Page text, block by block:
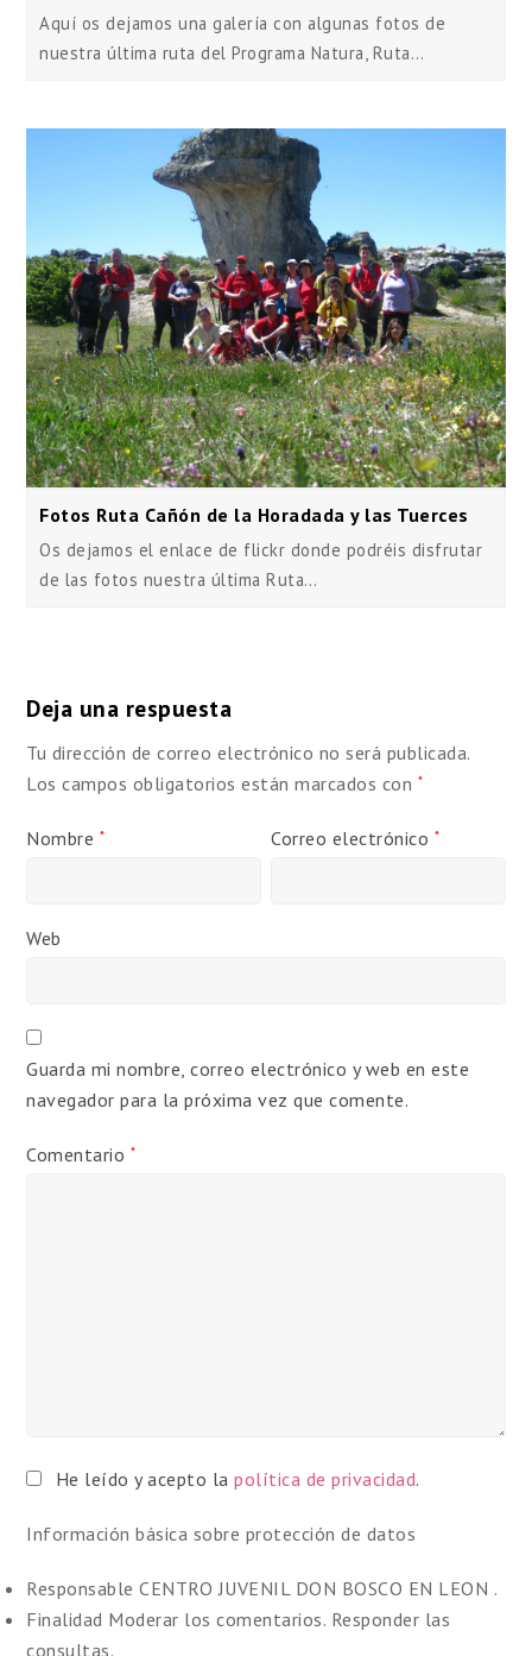
Aquí os dejamos una galería con algunas fotos de
nuestra última ruta del Programa Natura, Ruta…
Fotos Ruta Cañón de la Horadada y las Tuerces
Os dejamos el enlace de flickr donde podréis disfrutar
de las fotos nuestra última Ruta…
Deja una respuesta
Tu dirección de correo electrónico no será publicada.
Los campos obligatorios están marcados con *
Nombre * Correo electrónico *
Web
Guarda mi nombre, correo electrónico y web en este
navegador para la próxima vez que comente.
Comentario *
He leído y acepto lapolítica de privacidad.
Información básica sobre protección de datos
Responsable CENTRO JUVENIL DON BOSCO EN LEON .
Finalidad Moderar los comentarios. Responder las
consultas.